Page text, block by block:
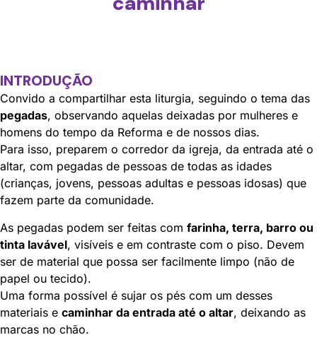
INTRODUÇÃO
Convido a compartilhar esta liturgia, seguindo o tema das
pegadas, observando aquelas deixadas por mulheres e
homens do tempo da Reforma e de nossos dias.
Para isso, preparem o corredor da igreja, da entrada até o
altar, com pegadas de pessoas de todas as idades
(crianças, jovens, pessoas adultas e pessoas idosas) que
fazem parte da comunidade.
As pegadas podem ser feitas com farinha, terra, barro ou
tinta lavável, visíveis e em contraste com o piso. Devem
ser de material que possa ser facilmente limpo (não de
papel ou tecido).
Uma forma possível é sujar os pés com um desses
materiais e caminhar da entrada até o altar, deixando as
marcas no chão.